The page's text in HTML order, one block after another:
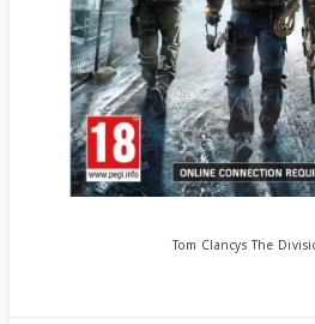
Tom Clancys The